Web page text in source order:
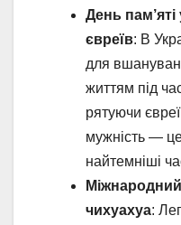
День пам’яті
євреїв: В
для
життям під
рятуючи
мужність —
найтемніші
чихуахуа: